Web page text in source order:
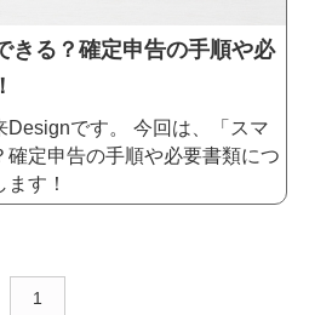
フリーレント
退去費用
マンション購入
熟年離婚
公正証書
控除 扶養控除
会計ソフト
確定申告の準備
きる？確定申告の手順や必
Designです。 今回は、「スマ
確定申告の手順や必要書類につ
す！
1